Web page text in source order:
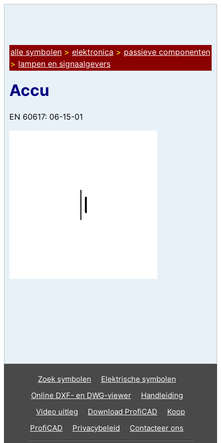
alle symbolen > elektronica > passieve componenten
> lampen en signaalgevers
Accu
EN 60617: 06-15-01
Zoek symbolen
Elektrische symbolen
Online DXF- en DWG-viewer
Handleiding
Video uitleg
Download ProfiCAD
Koop
ProfiCAD
Privacybeleid Contacteer ons